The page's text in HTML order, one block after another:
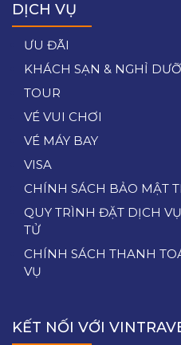
DỊCH VỤ
ƯU ĐÃI
KHÁCH SẠN & NGHỈ
TOUR
VÉ VUI CHƠI
VÉ MÁY BAY
VISA
CHÍNH SÁCH BẢO MẬT
QUY TRÌNH ĐẶT DỊCH
TỬ
CHÍNH SÁCH THANH
VỤ
KẾT NỐI VỚI